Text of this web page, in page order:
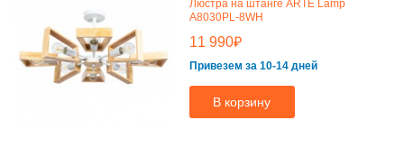
Люстра на штанге ARTE Lamp
A8030PL-8WH
11 990₽
Привезем за 10-14 дней
В корзину